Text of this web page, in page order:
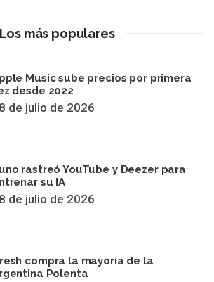
Los más populares
Music sube precios por primera
desde 2022
de julio de 2026
rastreó YouTube y Deezer para
su IA
de julio de 2026
compra la mayoría de la
Polenta